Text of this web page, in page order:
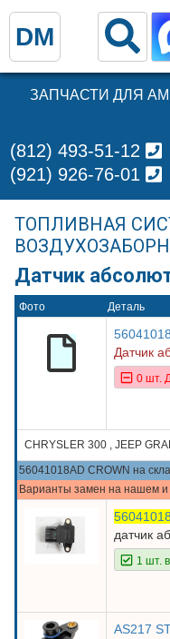
ЗАПЧАСТИ ДЛЯ
(812) 493-51-12
(921) 926-76-01
ТОПЛИВНАЯ
Датчик
Фото Деталь
Датчик
0 шт.
CHRYSLER 300 , JEEP
56041018AD CROWN на
Варианты замен на нашем и
датчик
1 шт.
AS217
DM